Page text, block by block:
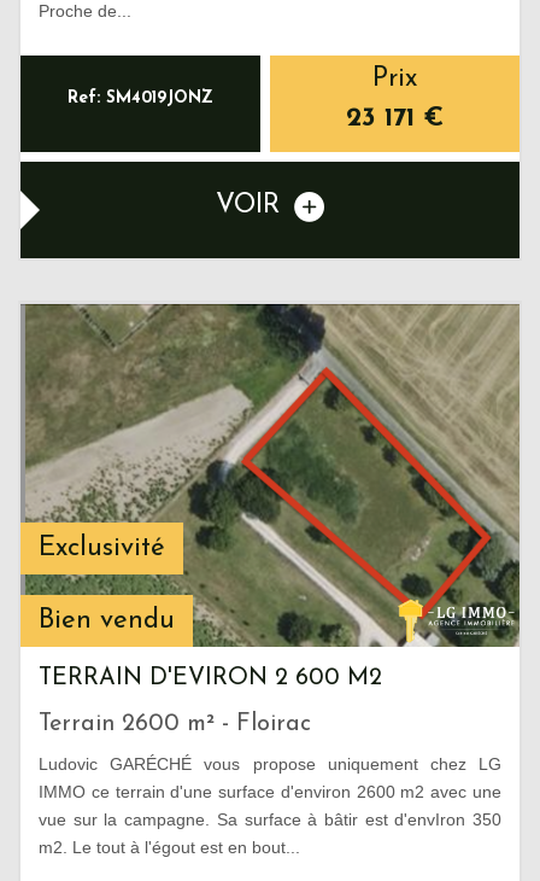
Proche de...
Ref: SM4019JONZ
Prix
23 171 €
VOIR
Bien vendu
Exclusivité
TERRAIN D'EVIRON 2 600 M2
Terrain 2600 m² - Floirac
Ludovic GARÉCHÉ vous propose uniquement chez LG
IMMO ce terrain d'une surface d'environ 2600 m2 avec une
vue sur la campagne. Sa surface à bâtir est d'envIron 350
m2. Le tout à l'égout est en bout...